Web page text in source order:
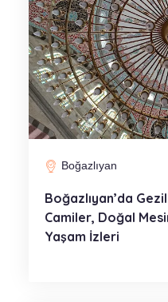
Boğazlıyan
Boğazlıyan’da
Camiler, Doğal
Yaşam İzleri